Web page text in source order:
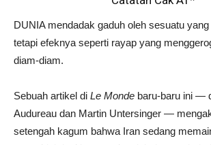
DUNIA mendadak gaduh oleh sesuatu
tetapi efeknya seperti rayap yang
diam-diam.
Sebuah artikel di Le Monde baru-baru ini —
Audureau dan Martin Untersinger —
setengah kagum bahwa Iran sedang